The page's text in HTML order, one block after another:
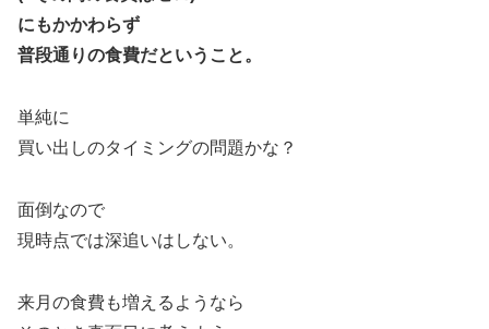
にもかかわらず
普段通りの食費だということ。
単純に
買い出しのタイミングの問題かな？
面倒なので
現時点では深追いはしない。
来月の食費も増えるようなら